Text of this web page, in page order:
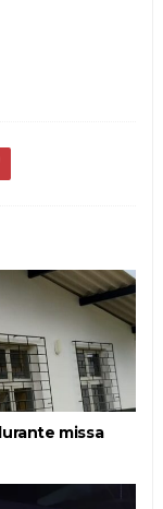
missa